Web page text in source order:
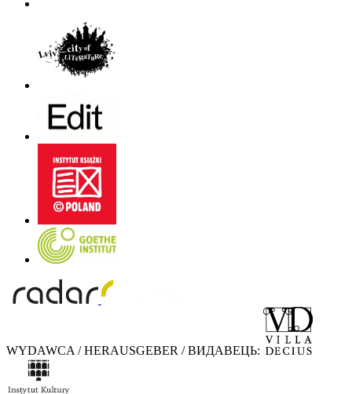
WYDAWCA / HERAUSGEBER / ВИДАВЕЦЬ: